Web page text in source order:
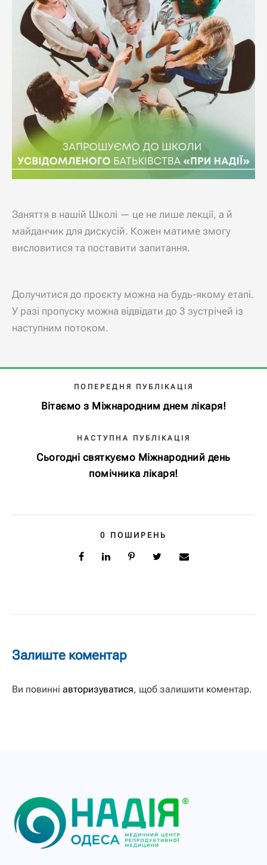
Заняття в нашій Школі — це не лише лекції, а й
майданчик для дискусій. Кожен матиме змогу
висловитися та поставити запитання.
Долучитися до проєкту можна на будь-якому етапі.
У разі пропуску можна відвідати до 3 зустрічей із
наступним потоком.
ПОПЕРЕДНЯ ПУБЛІКАЦІЯ
Вітаємо з Міжнародним днем лікаря!
НАСТУПНА ПУБЛІКАЦІЯ
Сьогодні святкуємо Міжнародний день
помічника лікаря!
0 ПОШИРЕНЬ
Залиште коментар
Ви повинні авторизуватися, щоб залишити коментар.